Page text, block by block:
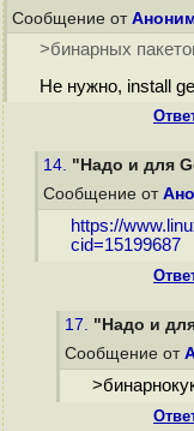
Сообщение от
>бинарных
Не нужно, install
14. "Надо и для
Сообщение от
https://
cid=15199687
17. "Надо и
Сообщение от